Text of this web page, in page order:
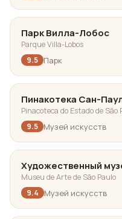
Парк Вилла-Лобос
Parque Villa-Lobos
9.5 Парк
Пинакотека Сан-
Pinacoteca do Estado de São
9.5 Музей искусств
Художественный
Museu de Arte de São Paulo
9.4
Музей искусств